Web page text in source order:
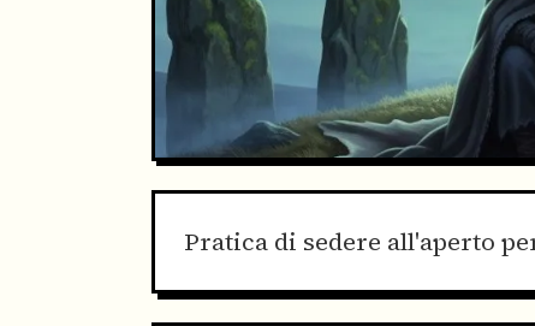
Pratica di sedere all'aperto